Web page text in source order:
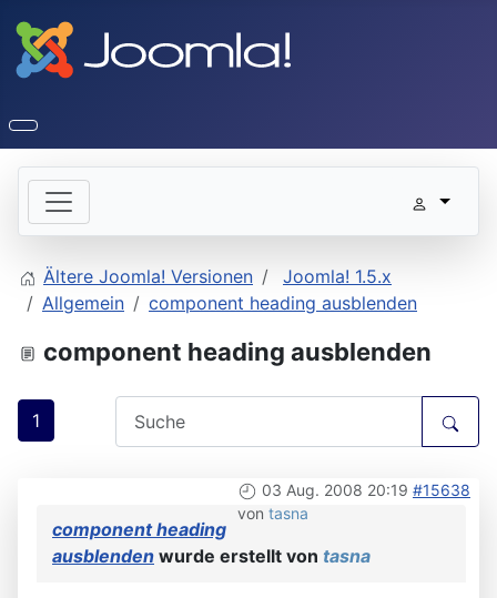
Ältere Joomla! Versionen
Joomla! 1.5.x
Allgemein
component heading ausblenden
component heading ausblenden
1
03 Aug. 2008 20:19 #15638
von tasna
component heading
ausblenden wurde erstellt von tasna